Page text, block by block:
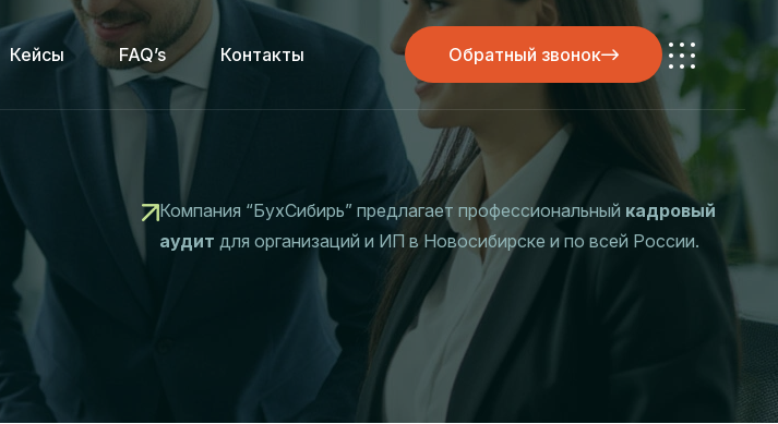
Кейсы FAQ’s Контакты
Обратный звонок
Обратный звонок
Компания “БухСибирь” предлагает профессиональный кадровый
аудит для организаций и ИП в Новосибирске и по всей России.